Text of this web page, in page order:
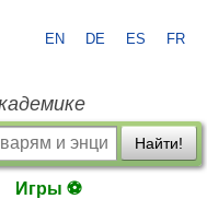
EN DE ES FR
Найти!
Игры ⚽